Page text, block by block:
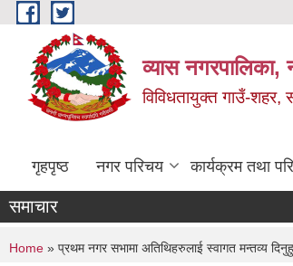
Skip to main content
व्यास नगरपालिका,
विविधतायुक्त गाउँ-शहर,
गृहपृष्ठ नगर परिचय कार्यक्रम तथा
समाचार
You are here
Home » प्रथम नगर सभामा अतिथिहरुलाई स्वागत मन्तव्य